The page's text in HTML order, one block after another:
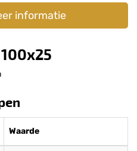
informatie
Waarde